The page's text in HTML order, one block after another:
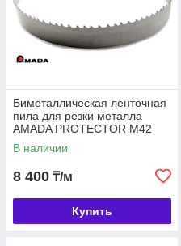
Биметаллическая ленточная
пила для резки металла
AMADA PROTECTOR M42
1.3, 41
В наличии
8 400 ₸/м
Купить